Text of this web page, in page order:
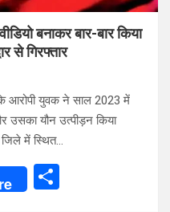
बनाकर बार-बार किया
से गिरफ्तार
आरोपी युवक ने साल 2023 में
उसका यौन उत्पीड़न किया
जिले में स्थित…